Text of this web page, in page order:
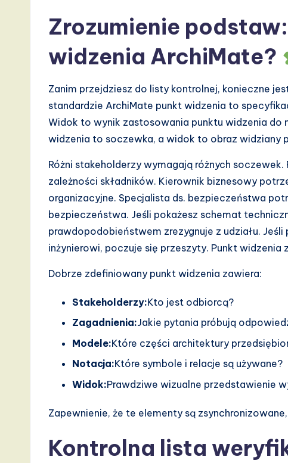
ft
Zrozumienie
widzenia ArchiMate?
Zanim przejdziesz do listy kontrolnej, konieczne
standardzie ArchiMate punkt widzenia to
Widok to wynik zastosowania punktu widzenia
widzenia to soczewka, a widok to obraz widziany
Różni stakeholderzy wymagają różnych
zależności składników. Kierownik biznesowy
organizacyjne. Specjalista ds. bezpieczeństwa
bezpieczeństwa. Jeśli pokażesz schemat
prawdopodobieństwem zrezygnuje z udziału.
inżynierowi, poczuje się przeszyty. Punkt widzenia
Dobrze zdefiniowany punkt widzenia zawiera:
Stakeholderzy:Kto jest odbiorcą?
Zagadnienia:Jakie pytania próbują
Modele:Które części architektury
Notacja:Które symbole i relacje są używane?
Widok:Prawdziwe wizualne przedstawienie
Zapewnienie, że te elementy są
Kontrolna lista